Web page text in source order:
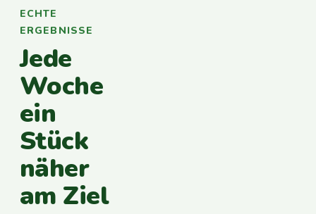
ECHTE
ERGEBNISSE
Jede
Woche
ein
Stück
näher
am Ziel